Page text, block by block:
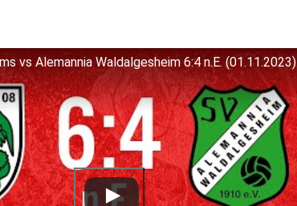
vs Alemannia Waldalgesheim 6:4 n.E. (01.11.2023)